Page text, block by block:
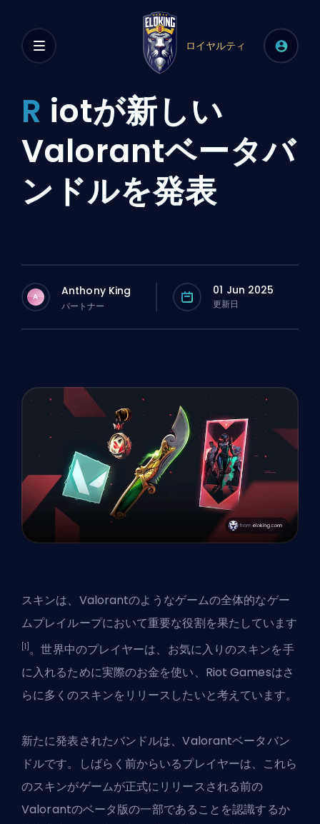
ロイヤルティ
R iotが新しい
Valorantベータバ
ンドルを発表
A Anthony King
パートナー
01 Jun 2025
更新日
スキンは、Valorantのようなゲームの全体的なゲー
ムプレイループにおいて重要な役割を果たしています
[1] 。世界中のプレイヤーは、お気に入りのスキンを手
に入れるために実際のお金を使い、Riot Gamesはさ
らに多くのスキンをリリースしたいと考えています。
新たに発表されたバンドルは、Valorantベータバン
ドルです。しばらく前からいるプレイヤーは、これら
のスキンがゲームが正式にリリースされる前の
Valorantのベータ版の一部であることを認識するか